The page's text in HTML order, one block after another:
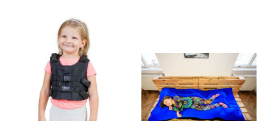
SLK_114